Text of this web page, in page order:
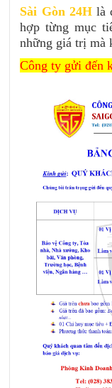
Sài Gòn 24Hlà
hợp từng mục
những giá trị mà
Công ty gửi đến